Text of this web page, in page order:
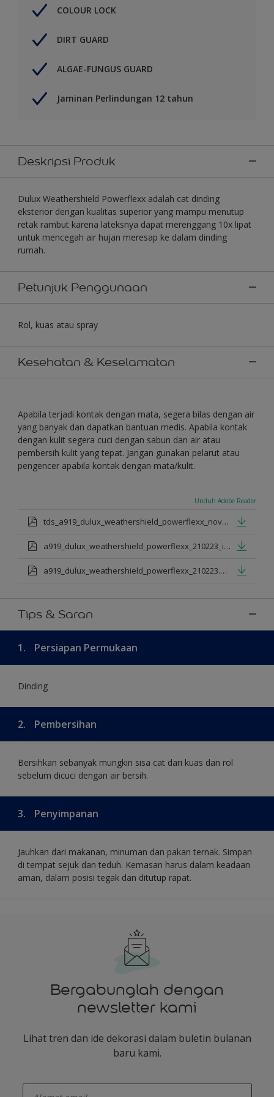
COLOUR LOCK
DIRT GUARD
ALGAE-FUNGUS GUARD
Jaminan Perlindungan 12 tahun
Deskripsi Produk
Dulux Weathershield Powerflexx adalah cat dinding
eksterior dengan kualitas superior yang mampu menutup
retak rambut karena lateksnya dapat merenggang 10x lipat
untuk mencegah air hujan meresap ke dalam dinding
rumah.
Petunjuk Penggunaan
Rol, kuas atau spray
Kesehatan & Keselamatan
Apabila terjadi kontak dengan mata, segera bilas dengan air
yang banyak dan dapatkan bantuan medis. Apabila kontak
dengan kulit segera cuci dengan sabun dan air atau
pembersih kulit yang tepat. Jangan gunakan pelarut atau
pengencer apabila kontak dengan mata/kulit.
Unduh Adobe Reader
tds_a919_dulux_weathershield_powerflexx_nov_2022_id.pdf
a919_dulux_weathershield_powerflexx_210223_id.pdf
a919_dulux_weathershield_powerflexx_210223.pdf
Tips & Saran
1. Persiapan Permukaan
Dinding
2. Pembersihan
Bersihkan sebanyak mungkin sisa cat dari kuas dan rol
sebelum dicuci dengan air bersih.
3. Penyimpanan
Jauhkan dari makanan, minuman dan pakan ternak. Simpan
di tempat sejuk dan teduh. Kemasan harus dalam keadaan
aman, dalam posisi tegak dan ditutup rapat.
Bergabunglah dengan
newsletter kami
Lihat tren dan ide dekorasi dalam buletin bulanan
baru kami.